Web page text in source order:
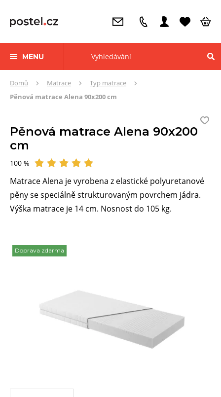
MENU
ZdeDomů Matrace
Typ matrace
Pěnová matrace Alena 90x200 cm
Pěnová matrace Alena 90x200
cm
Hodnocení
100 %
Matrace Alena je vyrobena z elastické polyuretanové
pěny se speciálně strukturovaným povrchem jádra.
Výška matrace je 14 cm. Nosnost do 105 kg.
Doprava zdarma